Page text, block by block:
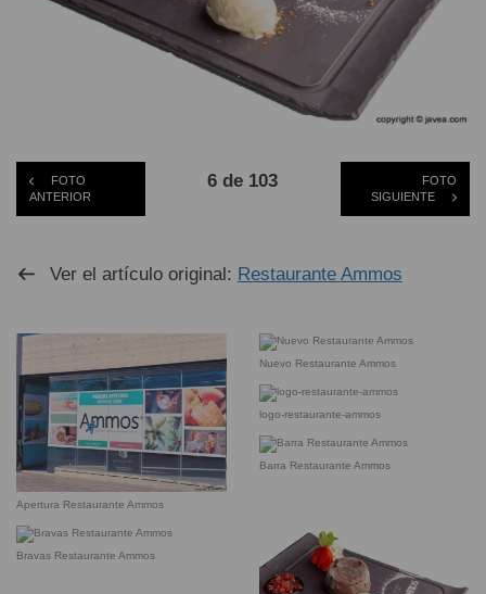
FOTO
ANTERIOR
6 de 103
FOTO
SIGUIENTE
Ver el artículo original: Restaurante Ammos
Apertura Restaurante Ammos
Nuevo Restaurante Ammos
logo-restaurante-ammos
Barra Restaurante Ammos
Bravas Restaurante Ammos